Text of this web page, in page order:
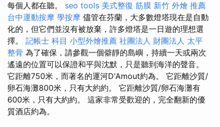
每個人都在聽。 seo tools 美式整復 筋膜 新竹 外燴 推薦
台中運動按摩 學按摩 儘管在芬蘭，大多數燈塔現在是自動
化的，但它們並沒有被放棄，許多燈塔是一日遊的理想選
擇。 記帳士 科目 小型外燴推薦 社團法人 財團法人 太平
整骨 為了確保，請參觀一個僻靜的島嶼，持續一天或兩次
遙遠的位置可以保證和平與沈默，只是聽到海洋的聲音。
它距離750米，而著名的運河D'Amout約為。 它距離沙質/
卵石海灘800米，只有大約約。 它距離沙質/卵石海灘有
600米，只有大約約。 這家非常受歡迎的，完全翻新的優
質酒店約為。